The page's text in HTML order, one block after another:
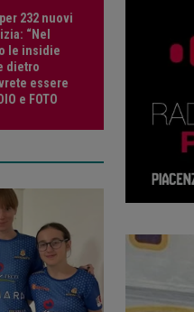
232 nuovi
“Nel
le insidie
dietro
essere
e FOTO